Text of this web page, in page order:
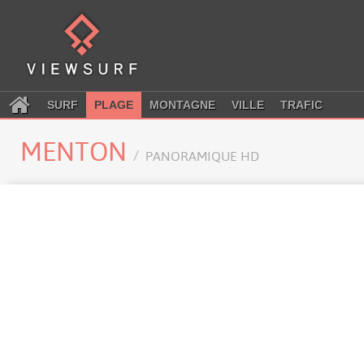
SURF PLAGE MONTAGNE VILLE TRAFIC
MENTON PANORAMIQUE HD